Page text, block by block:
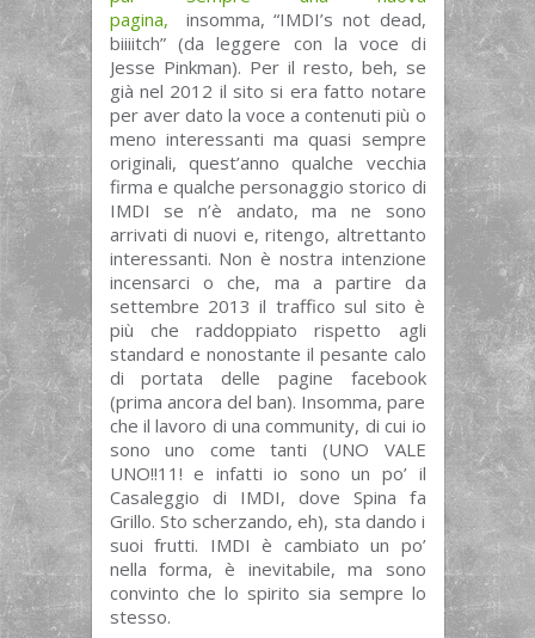
pagina,
insomma, “IMDI’s not dead,
biiiitch” (da leggere con la voce di
Jesse Pinkman). Per il resto, beh, se
già nel 2012 il sito si era fatto notare
per aver dato la voce a contenuti più o
meno interessanti ma quasi sempre
originali, quest’anno qualche vecchia
firma e qualche personaggio storico di
IMDI se n’è andato, ma ne sono
arrivati di nuovi e, ritengo, altrettanto
interessanti. Non è nostra intenzione
incensarci o che, ma a partire da
settembre 2013 il traffico sul sito è
più che raddoppiato rispetto agli
standard e nonostante il pesante calo
di portata delle pagine facebook
(prima ancora del ban). Insomma, pare
che il lavoro di una community, di cui io
sono uno come tanti (UNO VALE
UNO!!11! e infatti io sono un po’ il
Casaleggio di IMDI, dove Spina fa
Grillo. Sto scherzando, eh), sta dando i
suoi frutti. IMDI è cambiato un po’
nella forma, è inevitabile, ma sono
convinto che lo spirito sia sempre lo
stesso.